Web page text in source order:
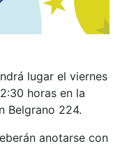
lugar el viernes
horas en la
Belgrano 224.
anotarse con